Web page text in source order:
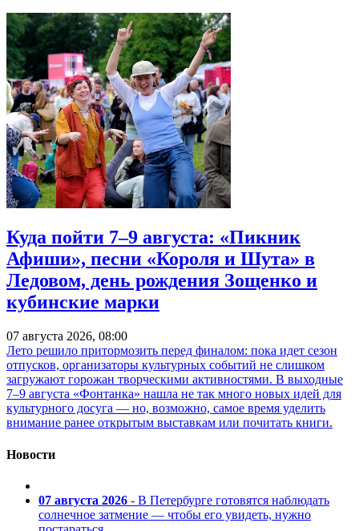
Куда пойти 7–9 августа: «Пикник
Афиши», песни «Короля и Шута» в
Ледовом, день рождения Зощенко и
кубинские марки
07 августа 2026, 08:00
Лето решило притормозить перед финалом: пока идет сезон
отпусков, организаторы культурных событий не слишком
загружают горожан творческими активностями. В выходные
7–9 августа «Фонтанка» нашла не так много новых идей для
культурного досуга — но, возможно, самое время уделить
внимание ранее открытым выставкам или почитать книги.
Новости
07 августа 2026 - В Петербурге готовятся наблюдать
солнечное затмение — чтобы его увидеть, нужно